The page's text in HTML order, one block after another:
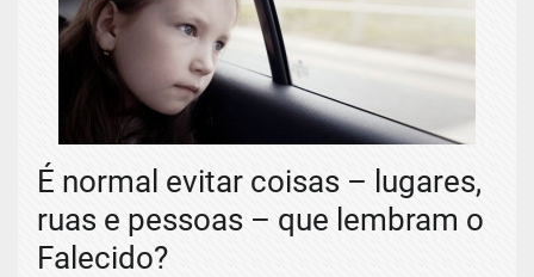
É normal evitar coisas – lugares,
ruas e pessoas – que lembram o
Falecido?